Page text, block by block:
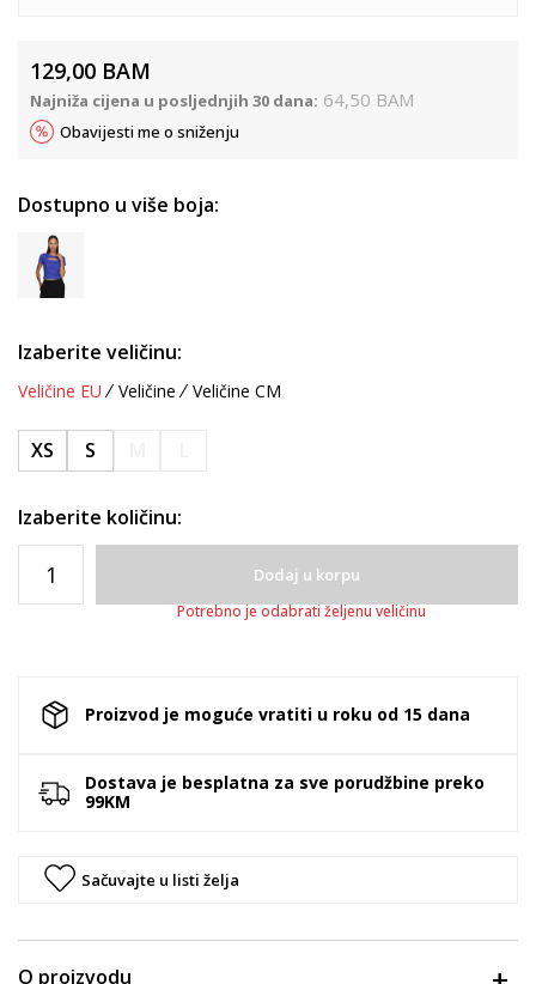
129,00 BAM
Najniža cijena u posljednjih 30 dana: 64,50 BAM
Obavijesti me o sniženju
Dostupno u više boja:
Izaberite veličinu:
Veličine EU Veličine Veličine CM
XS S
Izaberite količinu:
Dodaj u korpu
Potrebno je odabrati željenu veličinu
Proizvod je moguće vratiti u roku od 15 dana
Dostava je besplatna za sve porudžbine preko
99KM
Sačuvajte u listi želja
O proizvodu